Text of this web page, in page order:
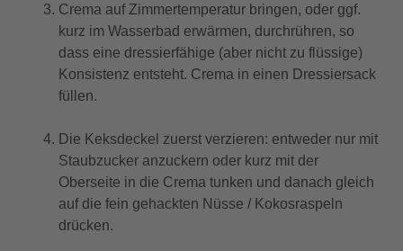
Crema auf Zimmertemperatur bringen, oder ggf.
kurz im Wasserbad erwärmen, durchrühren, so
dass eine dressierfähige (aber nicht zu flüssige)
Konsistenz entsteht. Crema in einen Dressiersack
füllen.
Die Keksdeckel zuerst verzieren: entweder nur mit
Staubzucker anzuckern oder kurz mit der
Oberseite in die Crema tunken und danach gleich
auf die fein gehackten Nüsse / Kokosraspeln
drücken.